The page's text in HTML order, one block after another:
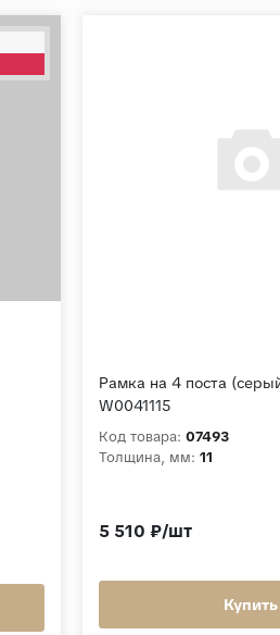
Рамка на 4 поста
W0041115
Код товара: 07493
Толщина, мм: 11
5 510 ₽/шт
Купить